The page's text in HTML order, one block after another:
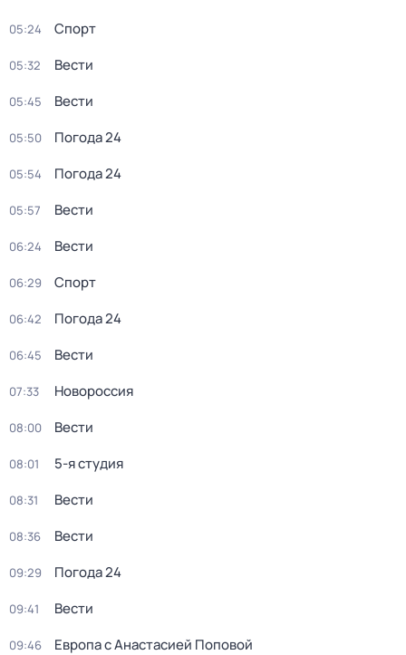
05:24 Спорт
05:32 Вести
05:45 Вести
05:50 Погода 24
05:54 Погода 24
05:57 Вести
06:24 Вести
06:29 Спорт
06:42 Погода 24
06:45 Вести
07:33 Новороссия
08:00 Вести
08:01 5-я студия
08:31 Вести
08:36 Вести
09:29 Погода 24
09:41 Вести
09:46 Европа с Анастасией Поповой